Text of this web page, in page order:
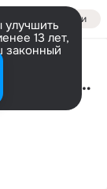
Войти
13 лет,
законный
Новый год со вкусом детства